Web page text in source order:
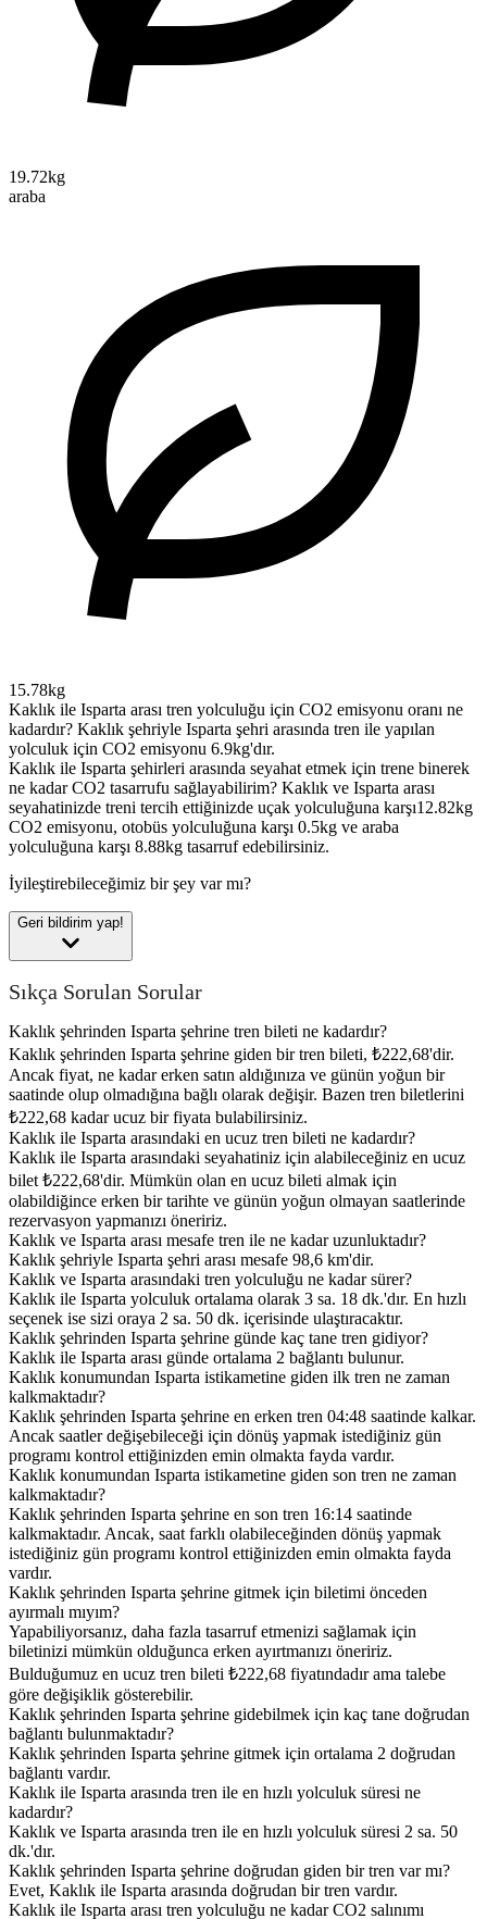
19.72kg
araba
15.78kg
Kaklık ile Isparta arası tren yolculuğu için CO2 emisyonu oranı ne
kadardır? Kaklık şehriyle Isparta şehri arasında tren ile yapılan
yolculuk için CO2 emisyonu 6.9kg'dır.
Kaklık ile Isparta şehirleri arasında seyahat etmek için trene binerek
ne kadar CO2 tasarrufu sağlayabilirim? Kaklık ve Isparta arası
seyahatinizde treni tercih ettiğinizde uçak yolculuğuna karşı12.82kg
CO2 emisyonu, otobüs yolculuğuna karşı 0.5kg ve araba
yolculuğuna karşı 8.88kg tasarruf edebilirsiniz.
İyileştirebileceğimiz bir şey var mı?
Geri bildirim yap!
Sıkça Sorulan Sorular
Kaklık şehrinden Isparta şehrine tren bileti ne kadardır?
Kaklık şehrinden Isparta şehrine giden bir tren bileti, ₺222,68'dir.
Ancak fiyat, ne kadar erken satın aldığınıza ve günün yoğun bir
saatinde olup olmadığına bağlı olarak değişir. Bazen tren biletlerini
₺222,68 kadar ucuz bir fiyata bulabilirsiniz.
Kaklık ile Isparta arasındaki en ucuz tren bileti ne kadardır?
Kaklık ile Isparta arasındaki seyahatiniz için alabileceğiniz en ucuz
bilet ₺222,68'dir. Mümkün olan en ucuz bileti almak için
olabildiğince erken bir tarihte ve günün yoğun olmayan saatlerinde
rezervasyon yapmanızı öneririz.
Kaklık ve Isparta arası mesafe tren ile ne kadar uzunluktadır?
Kaklık şehriyle Isparta şehri arası mesafe 98,6 km'dir.
Kaklık ve Isparta arasındaki tren yolculuğu ne kadar sürer?
Kaklık ile Isparta yolculuk ortalama olarak 3 sa. 18 dk.'dır. En hızlı
seçenek ise sizi oraya 2 sa. 50 dk. içerisinde ulaştıracaktır.
Kaklık şehrinden Isparta şehrine günde kaç tane tren gidiyor?
Kaklık ile Isparta arası günde ortalama 2 bağlantı bulunur.
Kaklık konumundan Isparta istikametine giden ilk tren ne zaman
kalkmaktadır?
Kaklık şehrinden Isparta şehrine en erken tren 04:48 saatinde kalkar.
Ancak saatler değişebileceği için dönüş yapmak istediğiniz gün
programı kontrol ettiğinizden emin olmakta fayda vardır.
Kaklık konumundan Isparta istikametine giden son tren ne zaman
kalkmaktadır?
Kaklık şehrinden Isparta şehrine en son tren 16:14 saatinde
kalkmaktadır. Ancak, saat farklı olabileceğinden dönüş yapmak
istediğiniz gün programı kontrol ettiğinizden emin olmakta fayda
vardır.
Kaklık şehrinden Isparta şehrine gitmek için biletimi önceden
ayırmalı mıyım?
Yapabiliyorsanız, daha fazla tasarruf etmenizi sağlamak için
biletinizi mümkün olduğunca erken ayırtmanızı öneririz.
Bulduğumuz en ucuz tren bileti ₺222,68 fiyatındadır ama talebe
göre değişiklik gösterebilir.
Kaklık şehrinden Isparta şehrine gidebilmek için kaç tane doğrudan
bağlantı bulunmaktadır?
Kaklık şehrinden Isparta şehrine gitmek için ortalama 2 doğrudan
bağlantı vardır.
Kaklık ile Isparta arasında tren ile en hızlı yolculuk süresi ne
kadardır?
Kaklık ve Isparta arasında tren ile en hızlı yolculuk süresi 2 sa. 50
dk.'dır.
Kaklık şehrinden Isparta şehrine doğrudan giden bir tren var mı?
Evet, Kaklık ile Isparta arasında doğrudan bir tren vardır.
Kaklık ile Isparta arası tren yolculuğu ne kadar CO2 salınımı